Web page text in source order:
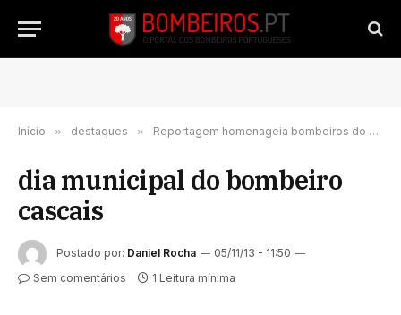
Início » destaques » Reportagem homenageia bombeiros do município de Cascais
dia municipal do bombeiro
cascais
Postado por: Daniel Rocha
05/11/13 - 11:50
Sem comentários
1 Leitura mínima